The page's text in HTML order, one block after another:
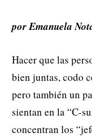
por Emanuela
Hacer que las
bien juntas, codo
pero también un
sientan en la “C-
concentran los